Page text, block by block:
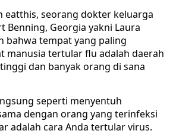
eatthis, seorang dokter keluarga
Benning, Georgia yakni Laura
bahwa tempat yang paling
manusia tertular flu adalah daerah
dan banyak orang di sana
seperti menyentuh
dengan orang yang terinfeksi
adalah cara Anda tertular virus.